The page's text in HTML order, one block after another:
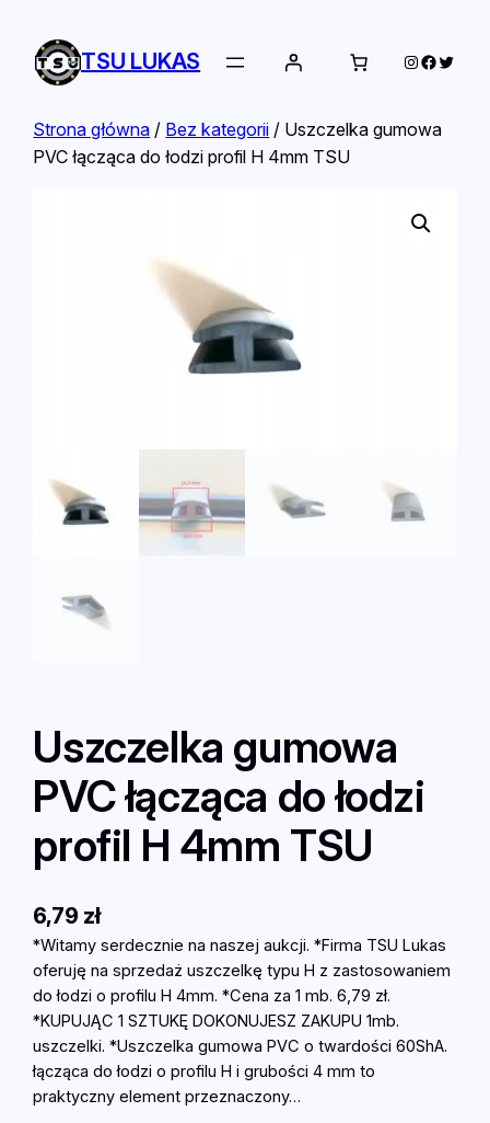
TSU LUKAS Instagram
Twitter
Strona główna / Bez kategorii / Uszczelka gumowa
PVC łącząca do łodzi profil H 4mm TSU
Uszczelka gumowa
PVC łącząca do łodzi
profil H 4mm TSU
6,79 zł
*Witamy serdecznie na naszej aukcji. *Firma TSU Lukas
oferuję na sprzedaż uszczelkę typu H z zastosowaniem
do łodzi o profilu H 4mm. *Cena za 1 mb. 6,79 zł.
*KUPUJĄC 1 SZTUKĘ DOKONUJESZ ZAKUPU 1mb.
uszczelki. *Uszczelka gumowa PVC o twardości 60ShA.
łącząca do łodzi o profilu H i grubości 4 mm to
praktyczny element przeznaczony…